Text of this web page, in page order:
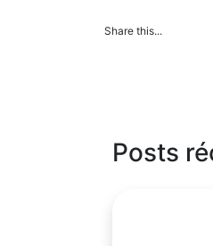
Share this...
Posts